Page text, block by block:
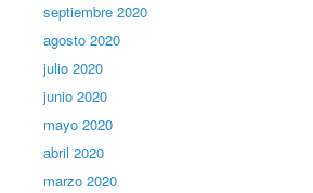
septiembre 2020
agosto 2020
julio 2020
junio 2020
mayo 2020
abril 2020
marzo 2020